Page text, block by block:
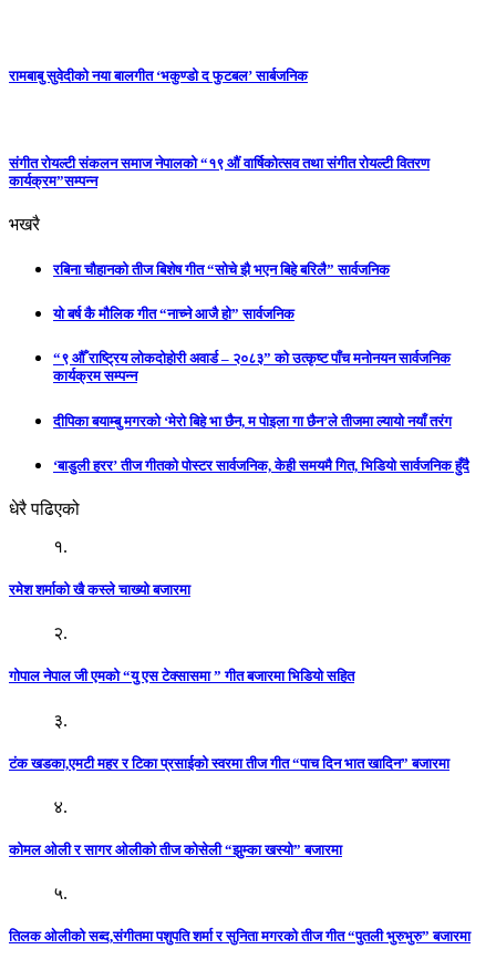
रामबाबु सुवेदीको नया बालगीत ‘भकुण्डो द फुटबल’ सार्बजनिक
संगीत रोयल्टी संकलन समाज नेपालको “१९ औं वार्षिकोत्सव तथा संगीत रोयल्टी वितरण
कार्यक्रम”सम्पन्न
भखरै
रबिना चौहानको तीज बिशेष गीत “सोचे झै भएन बिहे बरिलै” सार्वजनिक
यो बर्ष कै मौलिक गीत “नाच्ने आजै हो” सार्वजनिक
“९ औँ राष्ट्रिय लोकदोहोरी अवार्ड – २०८३” को उत्कृष्ट पाँच मनोनयन सार्वजनिक
कार्यक्रम सम्पन्न
दीपिका बयाम्बु मगरको ‘मेरो बिहे भा छैन, म पोइला गा छैन’ले तीजमा ल्यायो नयाँ तरंग
‘बाडुली हरर’ तीज गीतको पोस्टर सार्वजनिक, केही समयमै गित, भिडियो सार्वजनिक हुँदै
धेरै पढिएको
१.
रमेश शर्माको खै कस्ले चाख्यो बजारमा
२.
गोपाल नेपाल जी एमको “यु एस टेक्सासमा ” गीत बजारमा भिडियो सहित
३.
टंक खडका,एमटी महर र टिका प्रसाईको स्वरमा तीज गीत “पाच दिन भात खादिन” बजारमा
४.
कोमल ओली र सागर ओलीको तीज कोसेली “झुम्का खस्यो” बजारमा
५.
तिलक ओलीको सब्द,संगीतमा पशुपति शर्मा र सुनिता मगरको तीज गीत “पुतली भुरुभुरु” बजारमा